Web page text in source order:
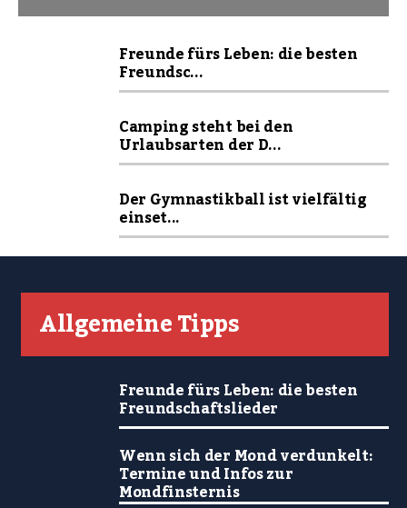
Freunde fürs Leben: die besten
Freundsc...
Camping steht bei den
Urlaubsarten der D...
Der Gymnastikball ist vielfältig
einset...
Allgemeine Tipps
Freunde fürs Leben: die besten
Freundschaftslieder
Wenn sich der Mond verdunkelt:
Termine und Infos zur
Mondfinsternis